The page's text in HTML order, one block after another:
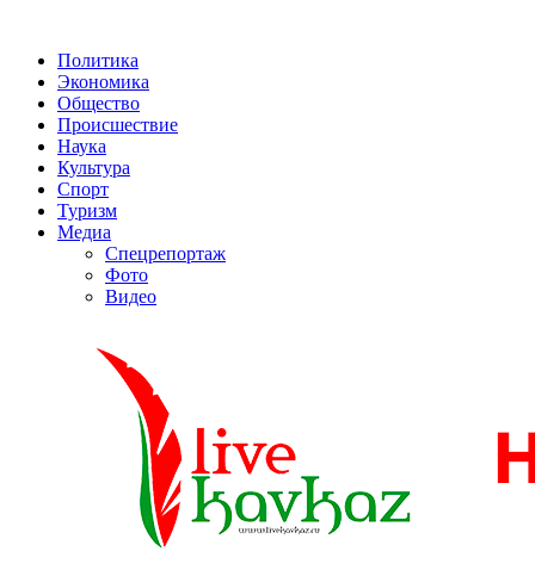
Политика
Экономика
Общество
Происшествие
Наука
Культура
Спорт
Туризм
Медиа
Спецрепортаж
Фото
Видео